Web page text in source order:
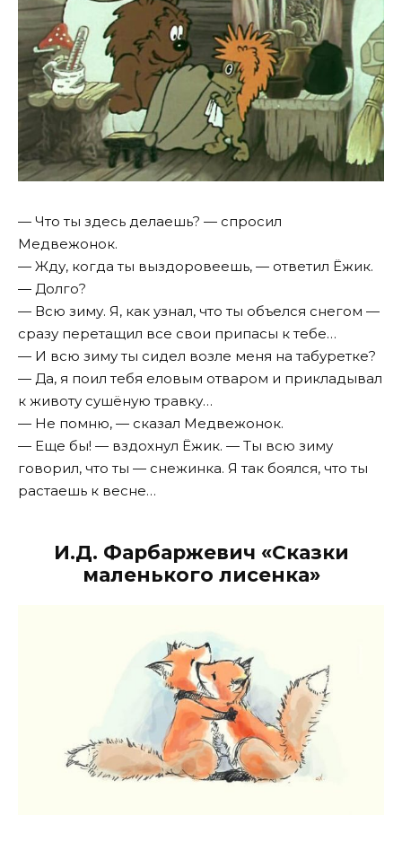
— Что ты здесь делаешь? — спросил
Медвежонок.
— Жду, когда ты выздоровеешь, — ответил Ёжик.
— Долго?
— Всю зиму. Я, как узнал, что ты объелся снегом —
сразу перетащил все свои припасы к тебе…
— И всю зиму ты сидел возле меня на табуретке?
— Да, я поил тебя еловым отваром и прикладывал
к животу сушёную травку…
— Не помню, — сказал Медвежонок.
— Еще бы! — вздохнул Ёжик. — Ты всю зиму
говорил, что ты — снежинка. Я так боялся, что ты
растаешь к весне…
И.Д. Фарбаржевич «Сказки
маленького лисенка»